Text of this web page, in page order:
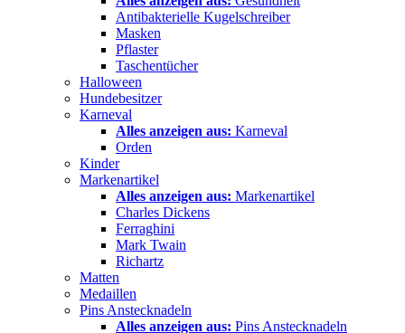
Antibakterielle Kugelschreiber
Masken
Pflaster
Taschentücher
Halloween
Hundebesitzer
Karneval
Alles anzeigen aus: Karneval
Orden
Kinder
Markenartikel
Alles anzeigen aus: Markenartikel
Charles Dickens
Ferraghini
Mark Twain
Richartz
Matten
Medaillen
Pins Anstecknadeln
Alles anzeigen aus: Pins Anstecknadeln